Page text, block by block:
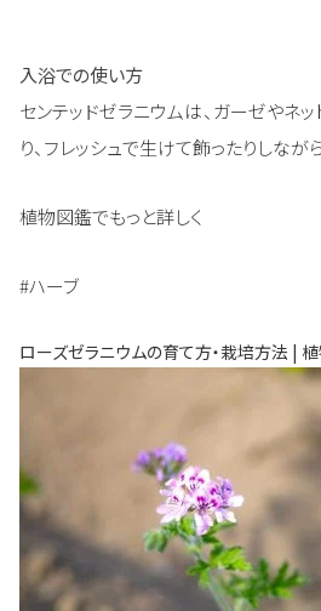
入浴での使い方
センテッドゼラニウムは、ガーゼやネ
り、フレッシュで生けて飾ったりしなが
植物図鑑でもっと詳しく
#ハーブ
ローズゼラニウムの育て方・栽培方法 |